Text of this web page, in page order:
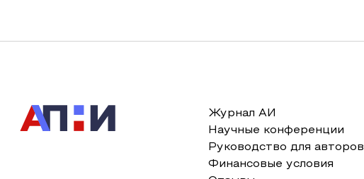
Журнал АИ
Научные конференции
Руководство для авторов
Финансовые условия